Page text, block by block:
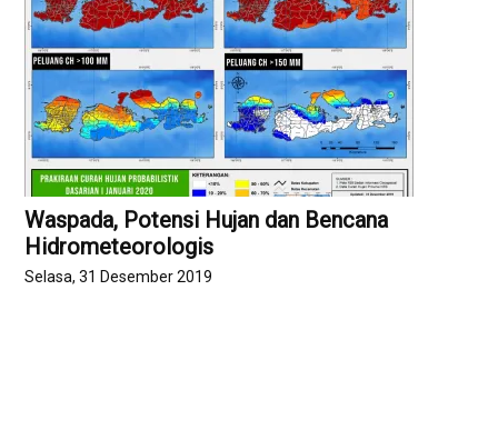
Waspada, Potensi Hujan dan Bencana
Hidrometeorologis
Selasa, 31 Desember 2019